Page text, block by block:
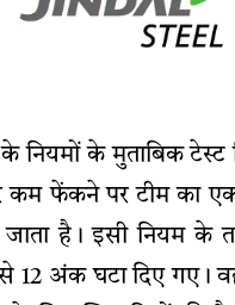
नियमों के मुताबिक टेस्ट
कम फेंकने पर टीम का
जाता है। इसी नियम के
12 अंक घटा दिए गए।